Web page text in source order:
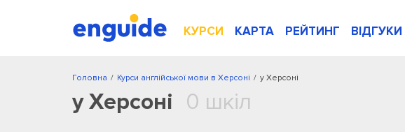
КУРСИ КАРТА РЕЙТИНГ ВІДГУКИ
/
Головна /
Курси англійської мови в Херсоні у Херсоні
у Херсоні 0 шкіл